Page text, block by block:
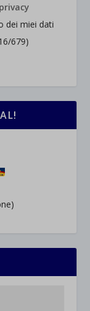
dei miei dati
679)